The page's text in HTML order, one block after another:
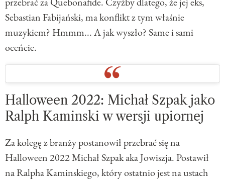
Sebastian Fabijański, ma konflikt z tym właśnie
muzykiem? Hmmm... A jak wyszło? Same i sami
oceńcie.
Halloween 2022: Michał Szpak jako
Ralph Kaminski w wersji upiornej
Za kolegę z branży postanowił przebrać się na
Halloween 2022 Michał Szpak aka Jowiszja. Postawił
na Ralpha Kaminskiego, który ostatnio jest na ustach